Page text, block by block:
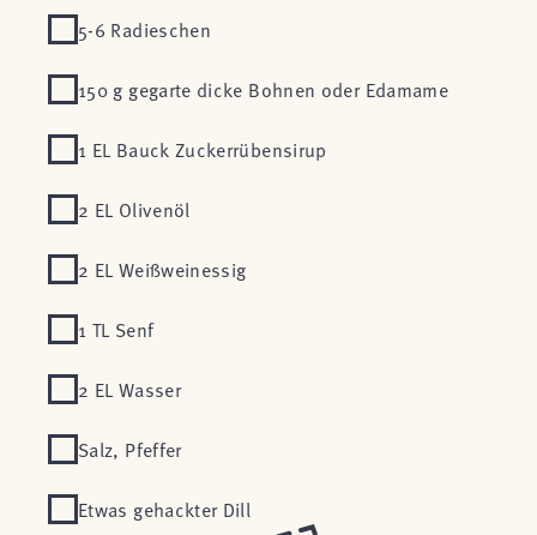
5-6 Radieschen
150 g gegarte dicke Bohnen oder Edamame
1 EL Bauck Zuckerrübensirup
2 EL Olivenöl
2 EL Weißweinessig
1 TL Senf
2 EL Wasser
Salz, Pfeffer
Etwas gehackter Dill